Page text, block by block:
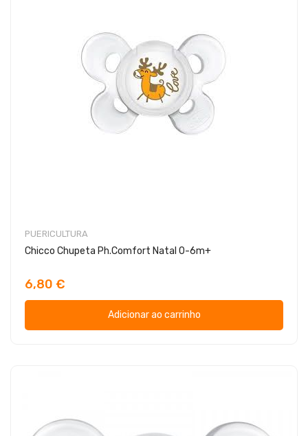
PUERICULTURA
Chicco Chupeta Ph.Comfort Natal 0-6m+
6,80 €
Adicionar ao carrinho